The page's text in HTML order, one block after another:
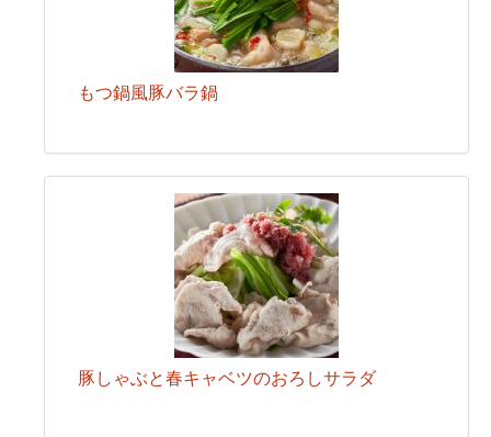
もつ鍋風豚バラ鍋
豚しゃぶと春キャベツのおろしサラダ